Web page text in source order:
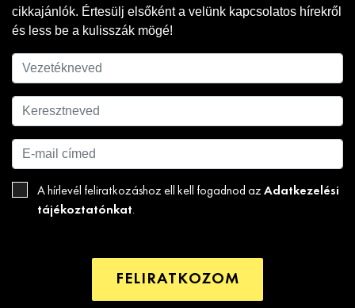
cikkajánlók. Értesülj elsőként a velünk kapcsolatos hírekről
és less be a kulisszák mögé!
A hírlevél feliratkozáshoz ell kell fogadnod az Adatkezelési
tájékoztatónkat.
FELIRATKOZOM